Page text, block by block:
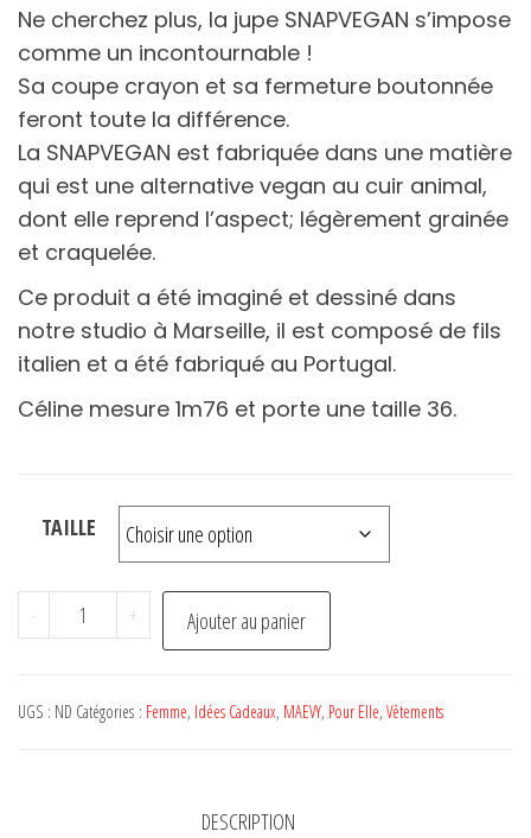
Ne cherchez plus, la jupe SNAPVEGAN s’impose
comme un incontournable !
Sa coupe crayon et sa fermeture boutonnée
feront toute la différence.
La SNAPVEGAN est fabriquée dans une matière
qui est une alternative vegan au cuir animal,
dont elle reprend l’aspect; légèrement grainée
et craquelée.
Ce produit a été imaginé et dessiné dans
notre studio à Marseille, il est composé de fils
italien et a été fabriqué au Portugal.
Céline mesure 1m76 et porte une taille 36.
TAILLE
-
quantité
de
Bleu
+ Ajouter au panier
UGS : ND Catégories : Femme, Idées Cadeaux, MAEVY, Pour Elle, Vêtements
DESCRIPTION